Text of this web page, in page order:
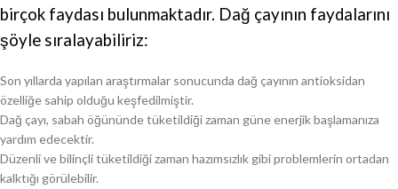
birçok faydası bulunmaktadır. Dağ çayının faydalarını
şöyle sıralayabiliriz:
Son yıllarda yapılan araştırmalar sonucunda dağ çayının antioksidan
özelliğe sahip olduğu keşfedilmiştir.
Dağ çayı, sabah öğününde tüketildiği zaman güne enerjik başlamanıza
yardım edecektir.
Düzenli ve bilinçli tüketildiği zaman hazımsızlık gibi problemlerin ortadan
kalktığı görülebilir.